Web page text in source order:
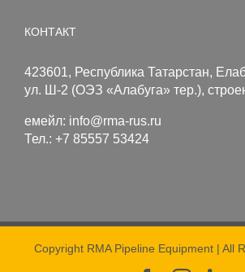
КОНТАКТ
423601, Республика Татарстан,
ул. Ш-2 (ОЭЗ «Алабуга» тер.),
емейл: info@rma-rus.ru
Тел.: +7 85557 53424
Copyright RMA Pipeline Equipment | All